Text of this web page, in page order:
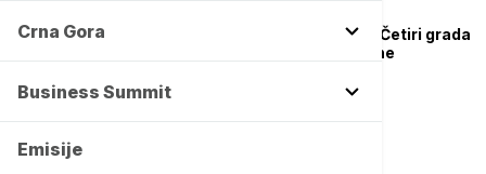
Crna Gora
Business Summit
Emisije
BUSINESS SUMMIT
Investicioni magneti: Četiri grada
u vrhu Evrope za strane